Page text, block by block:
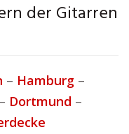
der Gitarren
– Hamburg –
– Dortmund –